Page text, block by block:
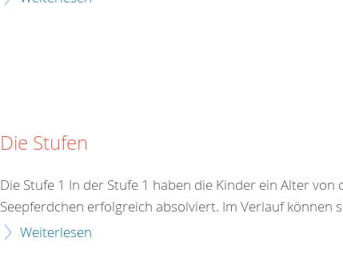
Die Stufen
Die Stufe 1 In der Stufe 1 haben die Kinder ein Alter von
Seepferdchen erfolgreich absolviert. Im Verlauf können
Weiterlesen